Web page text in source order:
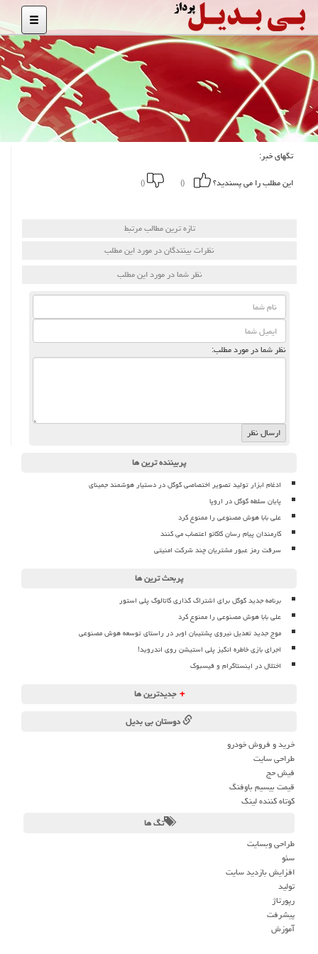
تگهای خبر:
این مطلب را می پسندید؟
()
()
تازه ترین مطالب مرتبط
نظرات بینندگان در مورد این مطلب
نظر شما در مورد این مطلب
نظر شما در مورد مطلب:
پربیننده ترین ها
ادغام ابزار تولید تصویر اختصاصی گوگل در دستیار هوشمند جمینای
پایان سلطه گوگل در اروپا
علی بابا هوش مصنوعی را ممنوع کرد
کارمندان پیام رسان کاکائو اعتصاب می کنند
سرقت رمز عبور مشتریان چند شرکت امنیتی
پربحث ترین ها
برنامه جدید گوگل برای اشتراک گذاری کاتالوگ پلی استور
علی بابا هوش مصنوعی را ممنوع کرد
موج جدید تعدیل نیروی پشتیبان اوبر در راستای توسعه هوش مصنوعی
اجرای بازی خاطره انگیز پلی استیشن روی اندروید!
اختلال در اینستاگرام و فیسبوک
+ جدیدترین ها
دوستان بی بدیل
خرید و فروش خودرو
طراحی سایت
فیش حج
قیمت بیسیم باوفنگ
کوتاه کننده لینک
تگ ها
طراحی وبسایت
سئو
افزایش بازدید سایت
تولید
رپورتاژ
پیشرفت
آموزش